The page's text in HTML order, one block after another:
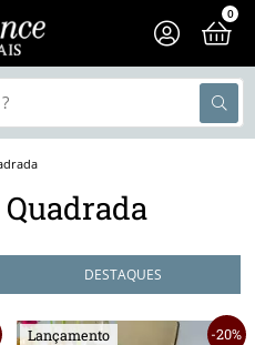
0
Lançamento 20%